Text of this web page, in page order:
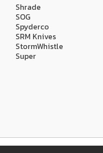
Shrade
SOG
Spyderco
SRM Knives
StormWhistle
Super